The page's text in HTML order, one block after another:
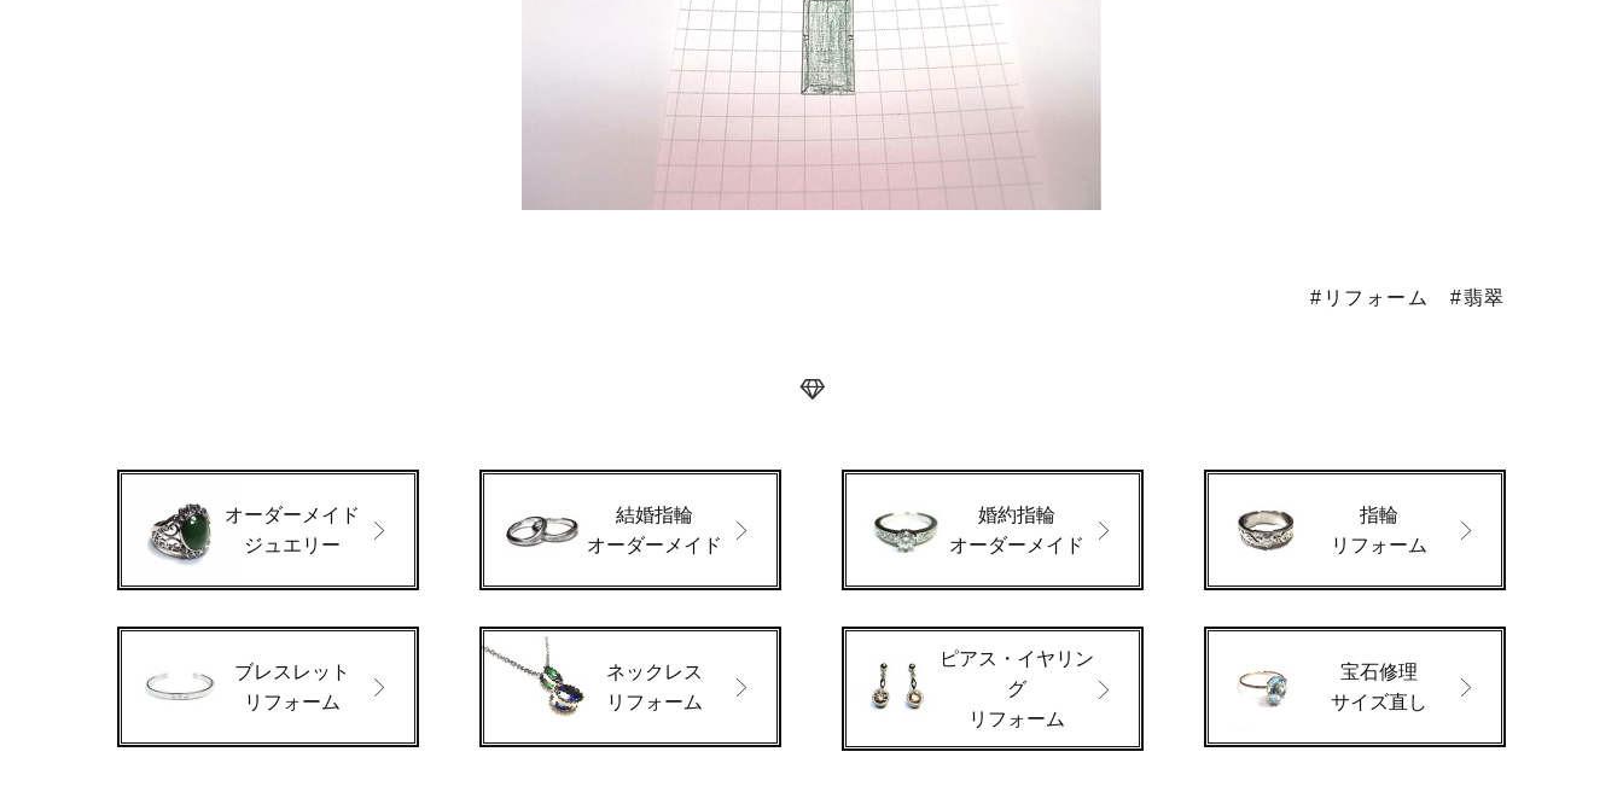
#リフォーム #翡翠
オーダーメイド
ジュエリー
結婚指輪
オーダーメイド
婚約指輪
オーダーメイド
指輪
リフォーム
ブレスレット
リフォーム
ネックレス
リフォーム
ピアス・イヤリン
グ
リフォーム
宝石修理
サイズ直し